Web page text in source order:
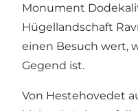
Monument
Hügellandschaft
einen Besuch wert,
Gegend ist.
Von Hestehovedet